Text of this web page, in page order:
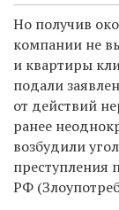
Но получив
компании не
и квартиры
подали
от действий
ранее
возбудили
преступления
РФ